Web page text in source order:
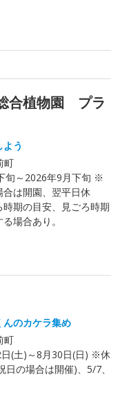
合植物園 プラ
う
町
旬～2026年9月下旬 ※
は開園、翌平日休
期の目安、見ごろ時期
場合あり。
んのカケラ集め
町
(土)～8月30日(日) ※休
の場合は開催)、5/7、